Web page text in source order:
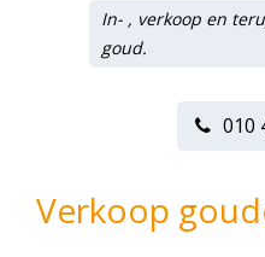
In- , verkoop en
goud.
010
Verkoop